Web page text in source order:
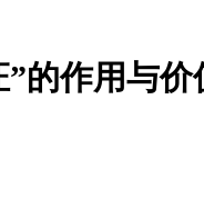
的作用与价